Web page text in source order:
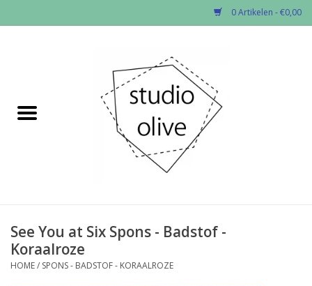
0 Artikelen - €0,00
✂︎Nieuw
Fournituren
Patronen
See You at Six Spons - Badstof -
Koraalroze
HOME/ SPONS - BADSTOF - KORAALROZE